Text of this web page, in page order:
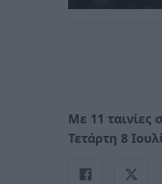
Με 11 ταινίες
Τετάρτη 8